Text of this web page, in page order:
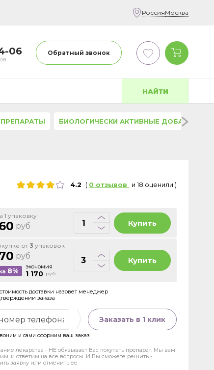
РоссияМосква
06 Обратный звонок
НАЙТИ
БИОЛОГИЧЕСКИ АКТИВНЫЕ ДОБАВКИ
4.2 ( 0 отзывов и18 оценили )
1 упаковку
руб Купить
от 3 упаковок
руб
8% экономия
1 170 руб
Купить
доставки назовет менеджер
заказа
Заказать в 1 клик
и сами оформим ваш заказ
лекарства - НЕ обязывает Вас покупать препарат. Мы вам
и ответим на все вопросы. И Вы сможете решить -
заявку или отменить ее